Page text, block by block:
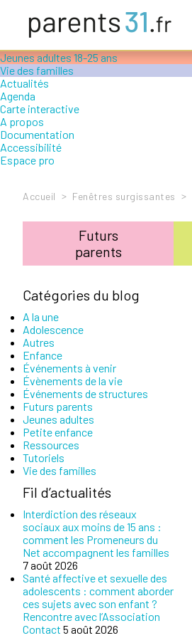
Petite enfance 0-6 ans
Enfance 6-12 ans
Jeunes adultes 18-25 ans
Vie des familles
Actualités
Agenda
Carte interactive
A propos
Documentation
Accessibilité
Espace pro
Accueil > Fenêtres surgissantes >
Futurs
parents
Catégories du blog
A la une
Adolescence
Autres
Enfance
Événements à venir
Évènements de la vie
Événements de structures
Futurs parents
Jeunes adultes
Petite enfance
Ressources
Tutoriels
Vie des familles
Fil d’actualités
Interdiction des réseaux
sociaux aux moins de 15 ans :
comment les Promeneurs du
Net accompagnent les familles
7 août 2026
Santé affective et sexuelle des
adolescents : comment aborder
ces sujets avec son enfant ?
Rencontre avec l’Association
Contact 5 août 2026